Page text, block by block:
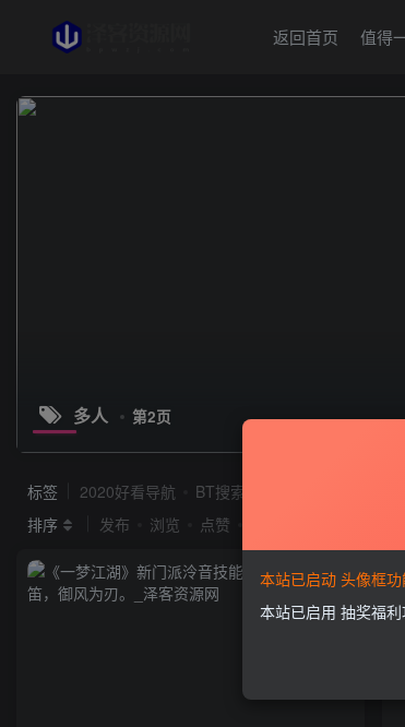
返回首页 值得
多人 第2页
标签 2020好看导航 BT搜索
排序
发布 浏览 点赞
本站已启动 头像框
本站已启用 抽奖福